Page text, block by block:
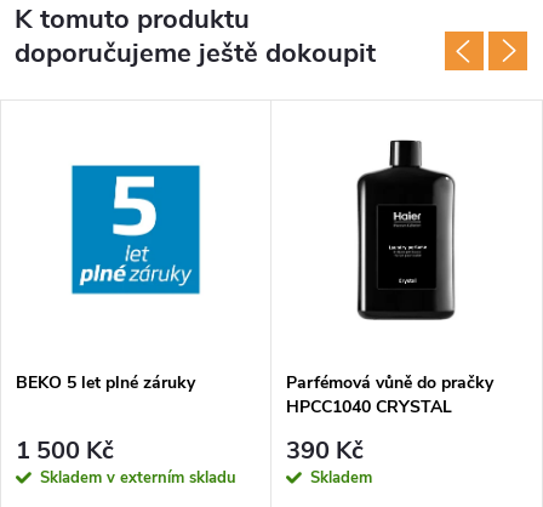
K tomuto produktu
doporučujeme ještě dokoupit
BEKO 5 let plné záruky
1 500 Kč
Skladem v externím skladu
Parfémová vůně do pračky
HPCC1040 CRYSTAL
390 Kč
Skladem